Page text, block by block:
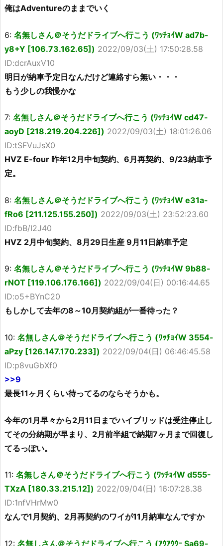
俺はAdventureのままでいく
6: 名無しさん＠そうだドライブへ行こう (ﾜｯﾁｮｲW ad7b-
y8+Y [106.73.162.65]) 2022/09/03(土) 17:50:28.58
ID:dcrAuxV10
明日が納車予定日なんだけど連絡すら無い・・・
もう少しの我慢かな
7: 名無しさん＠そうだドライブへ行こう (ﾜｯﾁｮｲW cd47-
aoyD [218.219.204.226]) 2022/09/03(土) 18:01:26.06
ID:tSFVuJsX0
HVZ E-four 昨年12月中旬契約、6月再契約、9/23納車予
定。
8: 名無しさん＠そうだドライブへ行こう (ﾜｯﾁｮｲW e31a-
fRo6 [211.125.155.250]) 2022/09/03(土) 23:52:23.60
ID:fbB/I2J40
HVZ 2月中旬契約、8月29日生産 9月11日納車予定
9: 名無しさん＠そうだドライブへ行こう (ﾜｯﾁｮｲW 9b88-
rNOT [119.106.176.166]) 2022/09/04(日) 00:16:44.65
ID:o5+BYnC20
もしかして去年の8～10月契約組が一番待った？
10: 名無しさん＠そうだドライブへ行こう (ﾜｯﾁｮｲW 3554-
aPzy [126.147.170.233]) 2022/09/04(日) 06:46:45.58
ID:p8vuGbXf0
>>9
最長11ヶ月くらい待ってるのならそうかも。
今年の1月早々から2月11日までハイブリッドは受注停止し
てその分納期が早まり、2月前半組で納期7ヶ月まで回復し
てるっぽい。
11: 名無しさん＠そうだドライブへ行こう (ﾜｯﾁｮｲW d555-
TXzA [180.33.215.12]) 2022/09/04(日) 16:07:28.38
ID:1nfVHrMw0
なんで1月契約、2月再契約のワイが11月納車なんですか
12: 名無しさん＠そうだドライブへ行こう (ｱｳｱｳｳｰ Sa69-